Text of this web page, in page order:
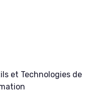
et Technologies de